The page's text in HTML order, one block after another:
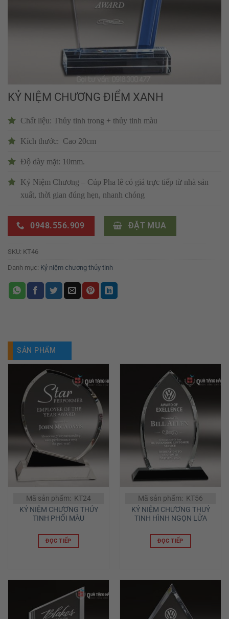
KỶ NIỆM CHƯƠNG ĐIỂM XANH
Chất liệu: Thủy tinh trong + thủy tinh màu
Kích thước: Cao 20cm
Độ dày mặt: 10mm.
Kỷ Niệm Chương – Cúp Pha lê có giá trực tiếp từ nhà sản
xuất, thời gian đúng hẹn, nhanh chóng
0948.556.909 ĐẶT MUA
SKU: KT46
Danh mục: Kỷ niệm chương thủy tinh
SẢN PHẨM
TƯƠNG TỰ
Mã sản phẩm: KT24
KỶ NIỆM CHƯƠNG THỦY
TINH PHỐI MÀU
ĐỌC TIẾP
Mã sản phẩm: KT56
KỶ NIỆM CHƯƠNG THUỶ
TINH HÌNH NGỌN LỬA
ĐỌC TIẾP